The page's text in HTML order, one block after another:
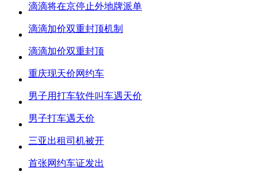
滴滴将在京停止外地牌派单
滴滴加价双重封顶机制
滴滴加价双重封顶
重庆现天价网约车
男子用打车软件叫车遇天价
男子打车遇天价
三亚出租司机被开
首张网约车证发出